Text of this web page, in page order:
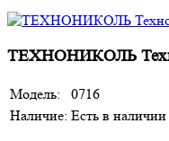
ТЕХНОНИКОЛЬ
Модель:
0716
Наличие: Есть в наличии